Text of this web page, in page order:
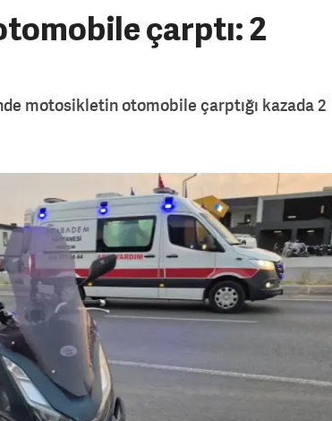
çarptı: 2
motosikletin otomobile çarptığı kazada 2